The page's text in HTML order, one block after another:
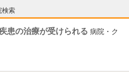
検索
患の治療が受けられる 病院・ク